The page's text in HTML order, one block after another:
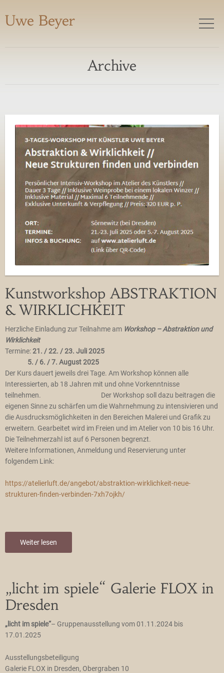
Uwe Beyer
Archive
Kunstworkshop ABSTRAKTION
& WIRKLICHKEIT
Herzliche Einladung zur Teilnahme am Workshop – Abstraktion und
Wirklichkeit
Termine:21. / 22. / 23. Juli 2025
5. / 6. / 7. August 2025
Der Kurs dauert jeweils drei Tage. Am Workshop können alle
Interessierten, ab 18 Jahren mit und ohne Vorkenntnisse
teilnehmen. Der Workshop soll dazu beitragen die
eigenen Sinne zu schärfen um die Wahrnehmung zu intensivieren und
die Ausdrucksmöglichkeiten in den Bereichen Malerei und Grafik zu
erweitern. Gearbeitet wird im Freien und im Atelier von 10 bis 16 Uhr.
Die Teilnehmerzahl ist auf 6 Personen begrenzt.
Weitere Informationen, Anmeldung und Reservierung unter
folgendem Link:
https://atelierluft.de/angebot/abstraktion-wirklichkeit-neue-
strukturen-finden-verbinden-7xh7ojkh/
Weiter lesen
„licht im spiele“ Galerie FLOX in
Dresden
„licht im spiele“– Gruppenausstellung vom 01.11.2024 bis
17.01.2025
Ausstellungsbeteiligung
Galerie FLOX in Dresden, Obergraben 10